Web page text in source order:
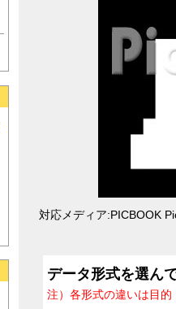
対応メディア:PICBOOK
データ形式を選ん
注）各形式の違いは目